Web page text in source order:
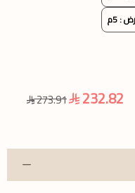
232.82
273.91